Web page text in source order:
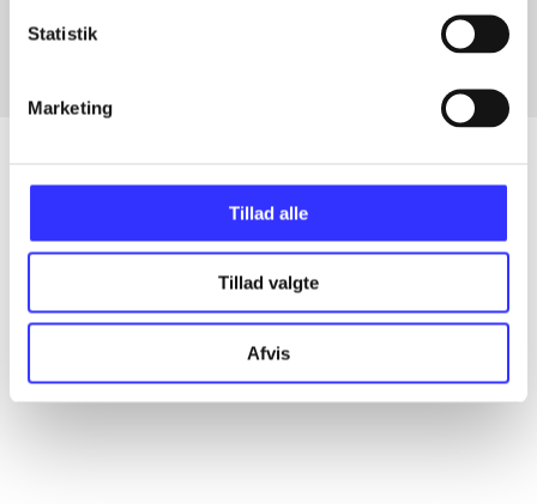
Statistik
Marketing
Tillad alle
Tillad valgte
Afvis
Artikler